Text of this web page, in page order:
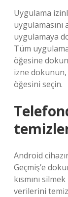
Uygulama
uygulamaya
Tüm
öğesine
izne dokunun,
öğesini seçin.
Android
Geçmiş’e
kısmını
verilerini